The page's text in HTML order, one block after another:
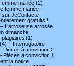
mariée (2)
femme mariée
sur JeContacte
gratuits !
L’arroseuse arrosée
dimanche
plagiaires (1)
– Interrogatoire
Pièces à conviction 2
Pièces à conviction 1
la notice